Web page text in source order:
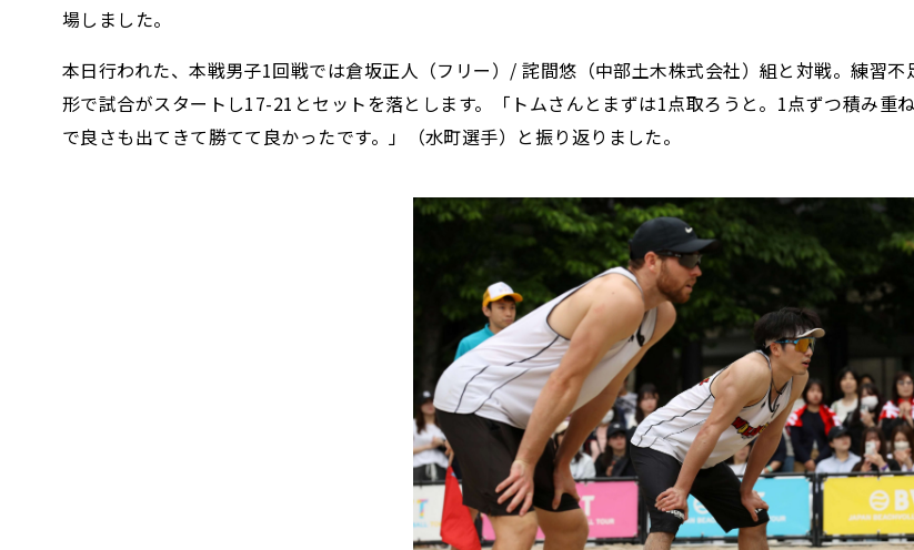
場しました。
本日行われた、本戦男子1回戦では倉坂正人（フリー）/ 詫間悠（中部土木株式会社）組と対戦。練習
形で試合がスタートし17-21とセットを落とします。「トムさんとまずは1点取ろうと。1点ずつ積み重
で良さも出てきて勝てて良かったです。」（水町選手）と振り返りました。